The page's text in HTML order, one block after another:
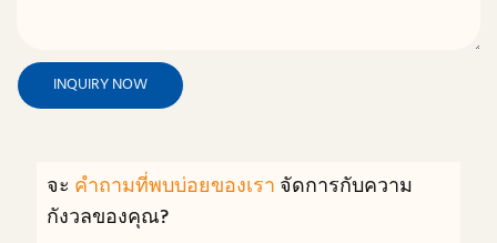
INQUIRY NOW
จะ คำถามที่พบบ่อยของเรา จัดการกับความ
กังวลของคุณ?